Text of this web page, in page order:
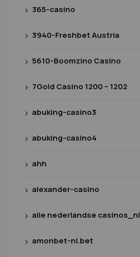
365-casino
3940-Freshbet Austria
5610-Boomzino Casino
7Gold Casino 1200 – 1202
abuking-casino3
abuking-casino4
ahh
alexander-casino
alle nederlandse casinos_nl
amonbet-nl.bet